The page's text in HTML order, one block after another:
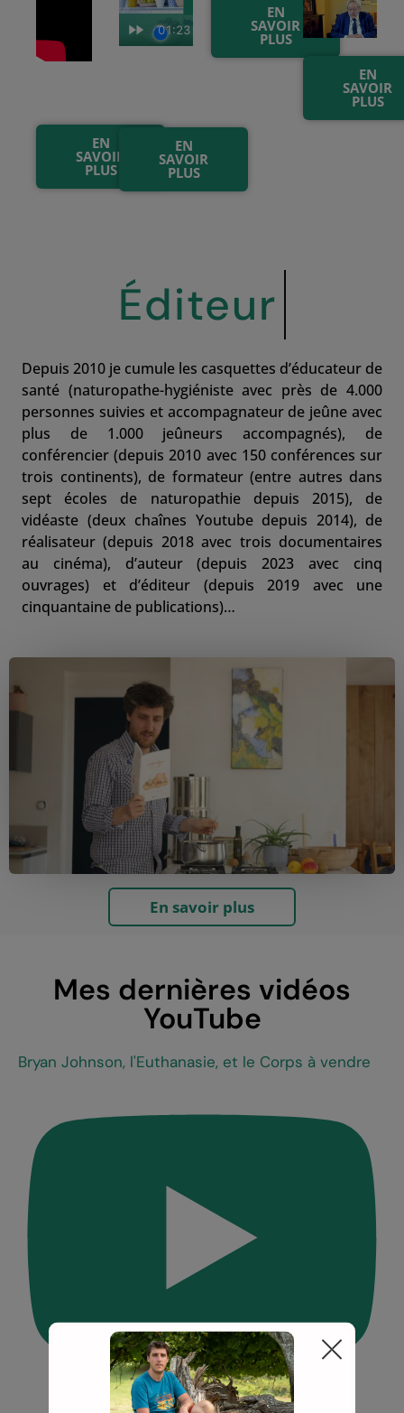
EN
SAVOIR
PLUS
EN
SAVOIR
PLUS
EN
SAVOIR
PLUS
EN
SAVOIR
PLUS
Éditeur
Depuis 2010 je cumule les casquettes d’éducateur de
santé (naturopathe-hygiéniste avec près de 4.000
personnes suivies et accompagnateur de jeûne avec
plus de 1.000 jeûneurs accompagnés), de
conférencier (depuis 2010 avec 150 conférences sur
trois continents), de formateur (entre autres dans
sept écoles de naturopathie depuis 2015), de
vidéaste (deux chaînes Youtube depuis 2014), de
réalisateur (depuis 2018 avec trois documentaires
au cinéma), d’auteur (depuis 2023 avec cinq
ouvrages) et d’éditeur (depuis 2019 avec une
cinquantaine de publications)…
En savoir plus
Mes dernières vidéos
YouTube
Bryan Johnson, l'Euthanasie, et le Corps à vendre